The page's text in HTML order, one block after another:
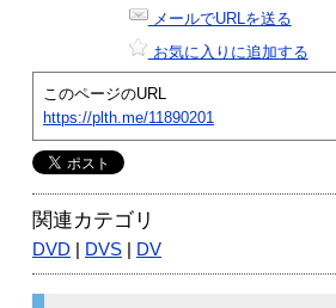
メールでURLを送る
お気に入りに追加する
このページのURL
https://plth.me/11890201
関連カテゴリ
DVD DVS DV